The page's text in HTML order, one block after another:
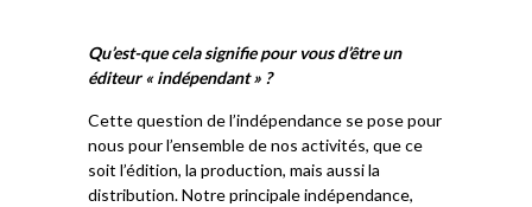
Qu’est-que cela signifie pour vous d’être un
éditeur « indépendant » ?
Cette question de l’indépendance se pose pour
nous pour l’ensemble de nos activités, que ce
soit l’édition, la production, mais aussi la
distribution. Notre principale indépendance,